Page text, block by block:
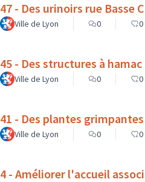
47 - Des urinoirs rue Basse
Ville de Lyon 0 0
45 - Des structures à
Ville de Lyon 0 0
41 - Des plantes
Ville de Lyon 0 0
4 - Améliorer l'accueil